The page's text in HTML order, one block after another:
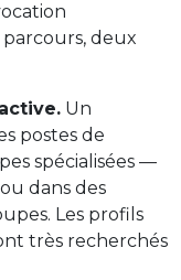
parcours, deux
Un
postes de
spécialisées —
dans des
Les profils
très recherchés